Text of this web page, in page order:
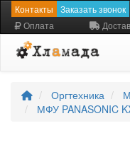
Контакты Заказать звонок
Оплата
Оргтехника
МФУ PANASONIC